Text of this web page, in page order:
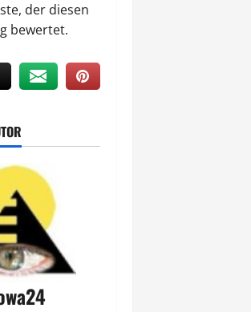
der diesen
bewertet.